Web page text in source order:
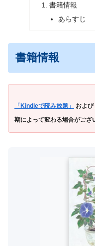
書籍情報
あらすじ
書籍情報
「Kindleで読み放題」 および
期によって変わる場合がござ